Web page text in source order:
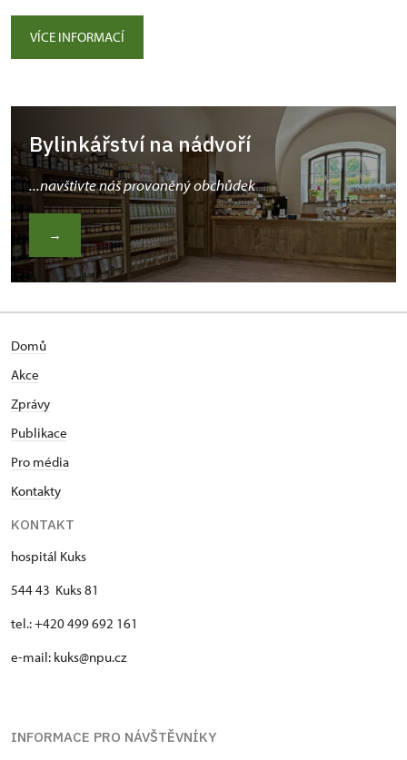
VÍCE INFORMACÍ
Bylinkářství na nádvoří
...navštivte náš provoněný obchůdek
→
Domů
Akce
Zprávy
Publikace
Pro média
Kontakty
KONTAKT
hospitál Kuks
544 43 Kuks 81
tel.: +420 499 692 161
e-mail: kuks@npu.cz
INFORMACE PRO NÁVŠTĚVNÍKY